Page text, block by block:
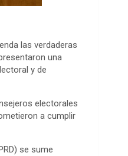
las verdaderas
una
y de
electorales
a cumplir
se sume